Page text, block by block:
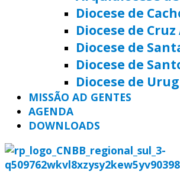
Diocese de
Diocese de
Diocese de
Diocese de
Diocese de
MISSÃO AD GENTES
AGENDA
DOWNLOADS